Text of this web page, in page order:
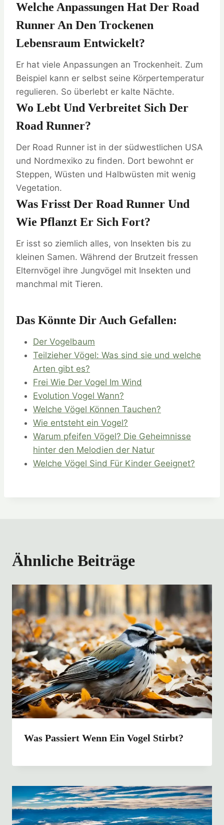
Welche Anpassungen Hat Der Road
Runner An Den Trockenen
Lebensraum Entwickelt?
Er hat viele Anpassungen an Trockenheit. Zum
Beispiel kann er selbst seine Körpertemperatur
regulieren. So überlebt er kalte Nächte.
Wo Lebt Und Verbreitet Sich Der
Road Runner?
Der Road Runner ist in der südwestlichen USA
und Nordmexiko zu finden. Dort bewohnt er
Steppen, Wüsten und Halbwüsten mit wenig
Vegetation.
Was Frisst Der Road Runner Und
Wie Pflanzt Er Sich Fort?
Er isst so ziemlich alles, von Insekten bis zu
kleinen Samen. Während der Brutzeit fressen
Elternvögel ihre Jungvögel mit Insekten und
manchmal mit Tieren.
Das Könnte Dir Auch Gefallen:
Der Vogelbaum
Teilzieher Vögel: Was sind sie und welche
Arten gibt es?
Frei Wie Der Vogel Im Wind
Evolution Vogel Wann?
Welche Vögel Können Tauchen?
Wie entsteht ein Vogel?
Warum pfeifen Vögel? Die Geheimnisse
hinter den Melodien der Natur
Welche Vögel Sind Für Kinder Geeignet?
Ähnliche Beiträge
Was Passiert Wenn Ein Vogel Stirbt?